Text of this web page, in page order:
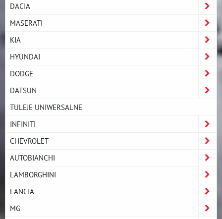
DACIA
MASERATI
KIA
HYUNDAI
DODGE
DATSUN
TULEJE UNIWERSALNE
INFINITI
CHEVROLET
AUTOBIANCHI
LAMBORGHINI
LANCIA
MG